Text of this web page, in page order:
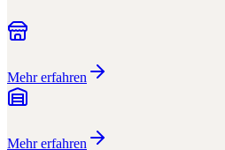
Mehr erfahren
Mehr erfahren